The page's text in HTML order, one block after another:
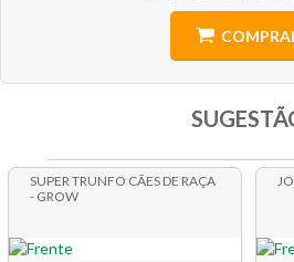
SUPER TRUNFO CÃES DE RAÇA
- GROW